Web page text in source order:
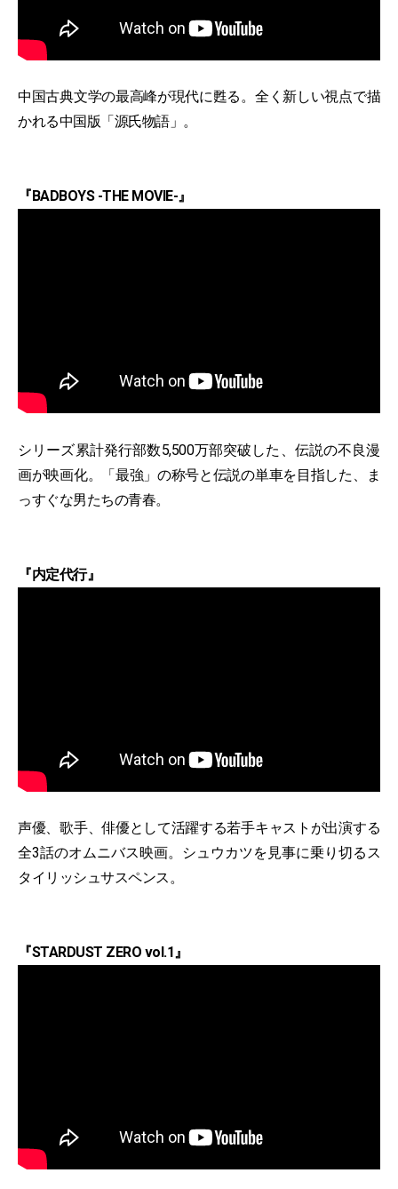
中国古典文学の最高峰が現代に甦る。全く新しい視点で描
かれる中国版「源氏物語」。
『BADBOYS -THE MOVIE-』
シリーズ累計発行部数5,500万部突破した、伝説の不良漫
画が映画化。「最強」の称号と伝説の単車を目指した、ま
っすぐな男たちの青春。
『内定代行』
声優、歌手、俳優として活躍する若手キャストが出演する
全3話のオムニバス映画。シュウカツを見事に乗り切るス
タイリッシュサスペンス。
『STARDUST ZERO vol.1』